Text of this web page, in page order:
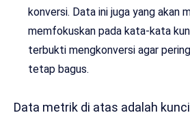
konversi. Data ini juga yang akan
memfokuskan pada kata-kata
terbukti mengkonversi agar
tetap bagus.
Data metrik di atas adalah